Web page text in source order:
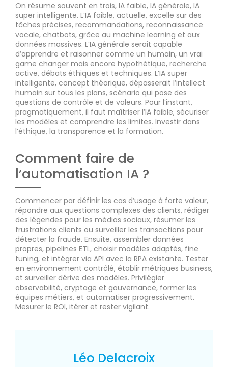
On résume souvent en trois, IA faible, IA générale, IA
super intelligente. L’IA faible, actuelle, excelle sur des
tâches précises, recommandations, reconnaissance
vocale, chatbots, grâce au machine learning et aux
données massives. L’IA générale serait capable
d’apprendre et raisonner comme un humain, un vrai
game changer mais encore hypothétique, recherche
active, débats éthiques et techniques. L’IA super
intelligente, concept théorique, dépasserait l’intellect
humain sur tous les plans, scénario qui pose des
questions de contrôle et de valeurs. Pour l’instant,
pragmatiquement, il faut maîtriser l’IA faible, sécuriser
les modèles et comprendre les limites. Investir dans
l’éthique, la transparence et la formation.
Comment faire de
l’automatisation IA ?
Commencer par définir les cas d’usage à forte valeur,
répondre aux questions complexes des clients, rédiger
des légendes pour les médias sociaux, résumer les
frustrations clients ou surveiller les transactions pour
détecter la fraude. Ensuite, assembler données
propres, pipelines ETL, choisir modèles adaptés, fine
tuning, et intégrer via API avec la RPA existante. Tester
en environnement contrôlé, établir métriques business,
et surveiller dérive des modèles. Privilégier
observabilité, cryptage et gouvernance, former les
équipes métiers, et automatiser progressivement.
Mesurer le ROI, itérer et rester vigilant.
Léo Delacroix